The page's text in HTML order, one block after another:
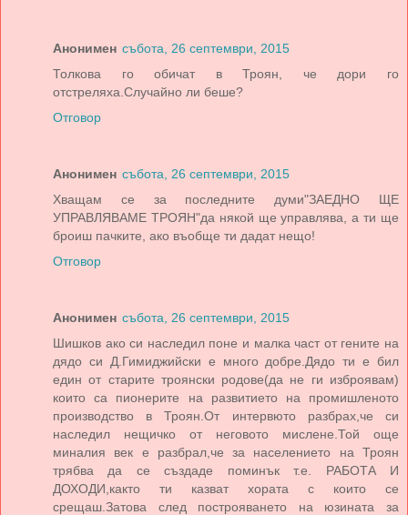
Анонимен събота, 26 септември, 2015
Толкова го обичат в Троян, че дори го
отстреляха.Случайно ли беше?
Отговор
Анонимен събота, 26 септември, 2015
Хващам се за последните думи"ЗАЕДНО ЩЕ
УПРАВЛЯВАМЕ ТРОЯН"да някой ще управлява, а ти ще
броиш пачките, ако въобще ти дадат нещо!
Отговор
Анонимен събота, 26 септември, 2015
Шишков ако си наследил поне и малка част от гените на
дядо си Д.Гимиджийски е много добре.Дядо ти е бил
един от старите троянски родове(да не ги изброявам)
които са пионерите на развитието на промишленото
производство в Троян.От интервюто разбрах,че си
наследил нещичко от неговото мислене.Той още
миналия век е разбрал,че за населението на Троян
трябва да се създаде поминък т.е. РАБОТА И
ДОХОДИ,както ти казват хората с които се
срещаш.Затова след построяването на юзината за